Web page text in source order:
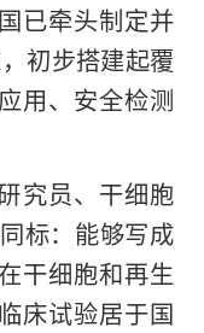
已牵头制定并
初步搭建起覆
用、安全检测
究员、干细胞
标：能够写成
干细胞和再生
床试验居于国